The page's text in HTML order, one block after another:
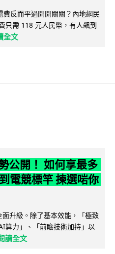
反而平過開開關關？內地網民
只需 118 元人民幣，有人飆到
全文
公開！ 如何享最多
電競標竿 揀選啱你
升級。除了基本效能，「極致
算力」、「前瞻技術加持」以
讀全文